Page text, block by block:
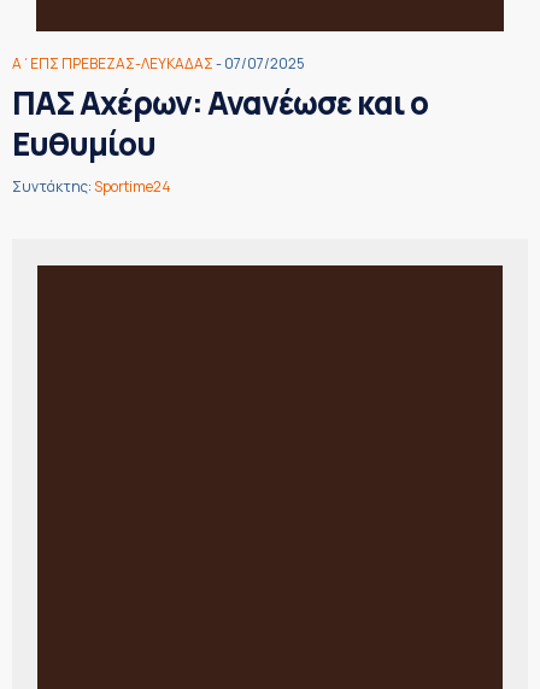
Α΄ΕΠΣ ΠΡΕΒΕΖΑΣ-ΛΕΥΚΑΔΑΣ- 07/07/2025
ΠΑΣ Αχέρων: Ανανέωσε και ο
Ευθυμίου
Συντάκτης:Sportime24